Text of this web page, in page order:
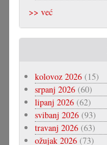
>> već
kolovoz 2026 (15)
srpanj 2026 (60)
lipanj 2026 (62)
svibanj 2026 (93)
travanj 2026 (63)
ožujak 2026 (73)